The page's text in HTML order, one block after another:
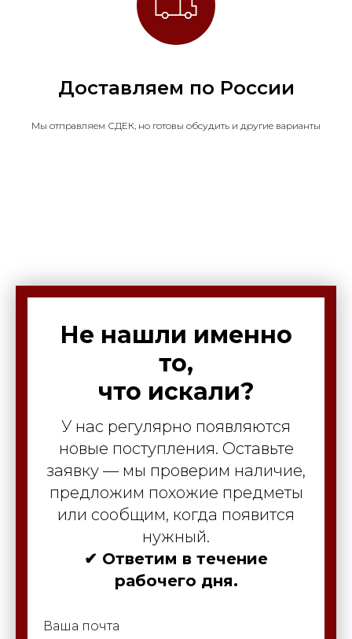
Доставляем по России
Мы отправляем СДЕК, но готовы обсудить и другие варианты
Не нашли именно
то,
что искали?
У нас регулярно появляются
новые поступления. Оставьте
заявку — мы проверим наличие,
предложим похожие предметы
или сообщим, когда появится
нужный.
✔ Ответим в течение
рабочего дня.
Ваша почта